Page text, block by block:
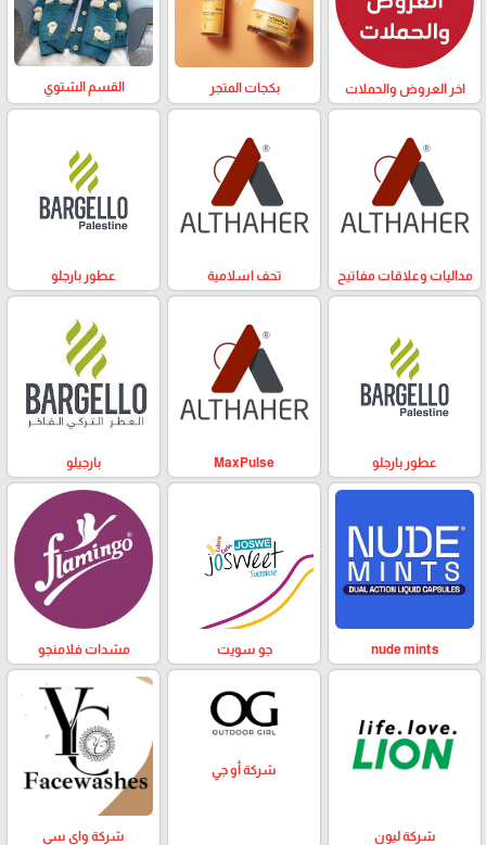
اخر العروض والحملات بكجات المتجر القسم الشتوي
مداليات وعلاقات مفاتيح تحف اسلامية عطور بارجلو
عطور بارجلو MaxPulse بارجيلو
nude mints جو سويت مشدات فلامنجو
شركة ليون
شركة أو جي
شركة واي سي